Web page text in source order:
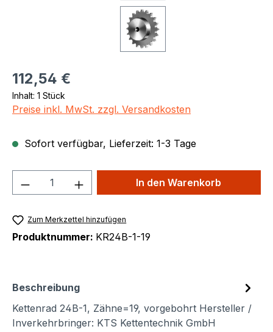
Regulärer Preis:
112,54 €
Inhalt: 1 Stück
Preise inkl. MwSt. zzgl. Versandkosten
Sofort verfügbar, Lieferzeit: 1-3 Tage
Produkt Anzahl: Gib denIn den Warenkorb
Zum Merkzettel hinzufügen
Produktnummer: KR24B-1-19
Beschreibung
Kettenrad 24B-1, Zähne=19, vorgebohrt Hersteller /
Inverkehrbringer: KTS Kettentechnik GmbH